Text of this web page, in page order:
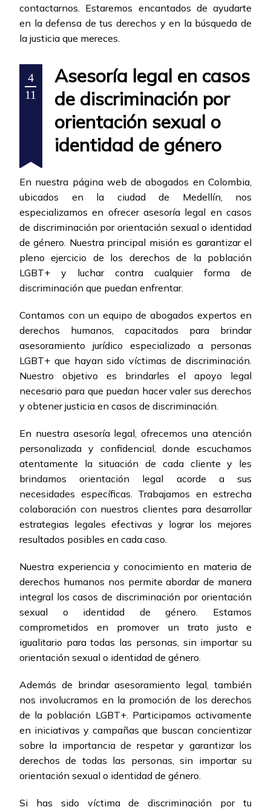
contactarnos. Estaremos encantados de ayudarte
en la defensa de tus derechos y en la búsqueda de
la justicia que mereces.
4
11
Asesoría legal en casos
de discriminación por
orientación sexual o
identidad de género
En nuestra página web de abogados en Colombia,
ubicados en la ciudad de Medellín, nos
especializamos en ofrecer asesoría legal en casos
de discriminación por orientación sexual o identidad
de género. Nuestra principal misión es garantizar el
pleno ejercicio de los derechos de la población
LGBT+ y luchar contra cualquier forma de
discriminación que puedan enfrentar.
Contamos con un equipo de abogados expertos en
derechos humanos, capacitados para brindar
asesoramiento jurídico especializado a personas
LGBT+ que hayan sido víctimas de discriminación.
Nuestro objetivo es brindarles el apoyo legal
necesario para que puedan hacer valer sus derechos
y obtener justicia en casos de discriminación.
En nuestra asesoría legal, ofrecemos una atención
personalizada y confidencial, donde escuchamos
atentamente la situación de cada cliente y les
brindamos orientación legal acorde a sus
necesidades específicas. Trabajamos en estrecha
colaboración con nuestros clientes para desarrollar
estrategias legales efectivas y lograr los mejores
resultados posibles en cada caso.
Nuestra experiencia y conocimiento en materia de
derechos humanos nos permite abordar de manera
integral los casos de discriminación por orientación
sexual o identidad de género. Estamos
comprometidos en promover un trato justo e
igualitario para todas las personas, sin importar su
orientación sexual o identidad de género.
Además de brindar asesoramiento legal, también
nos involucramos en la promoción de los derechos
de la población LGBT+. Participamos activamente
en iniciativas y campañas que buscan concientizar
sobre la importancia de respetar y garantizar los
derechos de todas las personas, sin importar su
orientación sexual o identidad de género.
Si has sido víctima de discriminación por tu